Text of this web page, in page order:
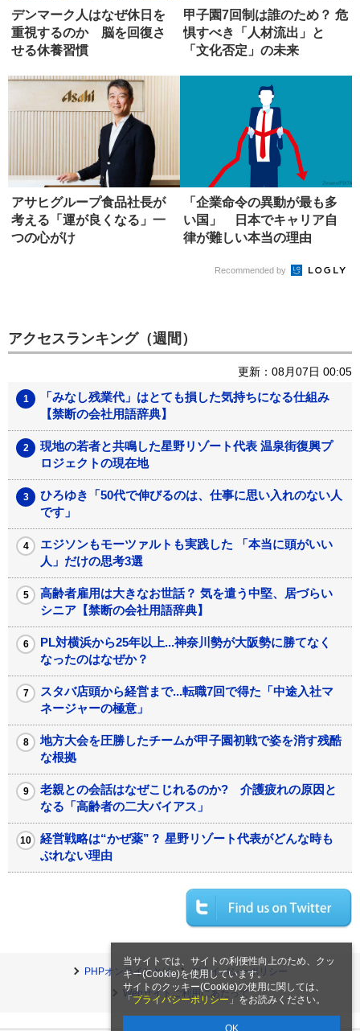
当サイトでは、サイトの利便性向上のため、クッ
キー(Cookie)を使用しています。
サイトのクッキー(Cookie)の使用に関しては、
「 プライバシーポリシー 」をお読みください。
OK
デンマーク人はなぜ休日を
重視するのか 脳を回復さ
せる休養習慣
甲子園7回制は誰のため？ 危
惧すべき「人材流出」と
「文化否定」の未来
アサヒグループ食品社長が
考える「運が良くなる」一
つの心がけ
「企業命令の異動が最も多
い国」 日本でキャリア自
律が難しい本当の理由
Recommended by
アクセスランキング（週間）
更新：08月07日 00:05
「みなし残業代」はとても損した気持ちになる仕組み
【禁断の会社用語辞典】
現地の若者と共鳴した星野リゾート代表 温泉街復興プ
ロジェクトの現在地
ひろゆき「50代で伸びるのは、仕事に思い入れのない人
です」
エジソンもモーツァルトも実践した 「本当に頭がいい
人」だけの思考3選
高齢者雇用は大きなお世話？ 気を遣う中堅、居づらい
シニア【禁断の会社用語辞典】
PL対横浜から25年以上...神奈川勢が大阪勢に勝てなく
なったのはなぜか？
スタバ店頭から経営まで...転職7回で得た「中途入社マ
ネージャーの極意」
地方大会を圧勝したチームが甲子園初戦で姿を消す残酷
な根拠
老親との会話はなぜこじれるのか? 介護疲れの原因と
なる「高齢者の二大バイアス」
経営戦略は“かぜ薬”？ 星野リゾート代表がどんな時も
ぶれない理由
PHPオンラインとは
プライバシーポリシー
Webサイトご利用にあたって